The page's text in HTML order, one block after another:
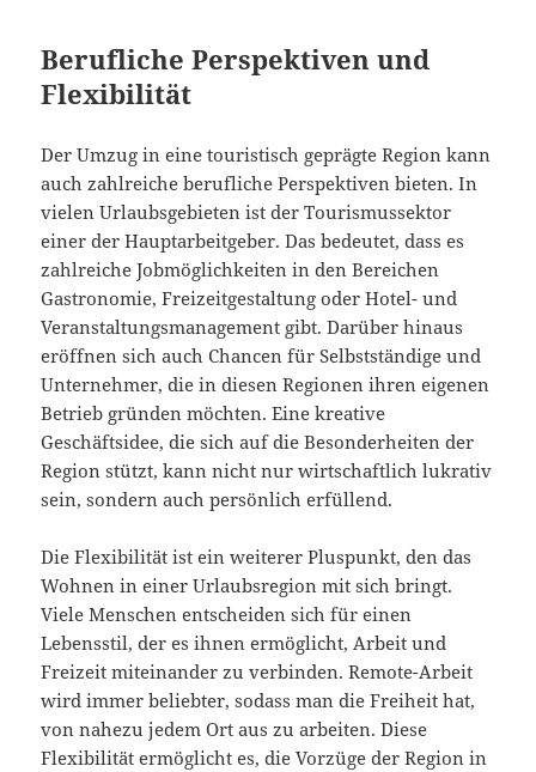
Berufliche Perspektiven und
Flexibilität
Der Umzug in eine touristisch geprägte Region kann
auch zahlreiche berufliche Perspektiven bieten. In
vielen Urlaubsgebieten ist der Tourismussektor
einer der Hauptarbeitgeber. Das bedeutet, dass es
zahlreiche Jobmöglichkeiten in den Bereichen
Gastronomie, Freizeitgestaltung oder Hotel- und
Veranstaltungsmanagement gibt. Darüber hinaus
eröffnen sich auch Chancen für Selbstständige und
Unternehmer, die in diesen Regionen ihren eigenen
Betrieb gründen möchten. Eine kreative
Geschäftsidee, die sich auf die Besonderheiten der
Region stützt, kann nicht nur wirtschaftlich lukrativ
sein, sondern auch persönlich erfüllend.
Die Flexibilität ist ein weiterer Pluspunkt, den das
Wohnen in einer Urlaubsregion mit sich bringt.
Viele Menschen entscheiden sich für einen
Lebensstil, der es ihnen ermöglicht, Arbeit und
Freizeit miteinander zu verbinden. Remote-Arbeit
wird immer beliebter, sodass man die Freiheit hat,
von nahezu jedem Ort aus zu arbeiten. Diese
Flexibilität ermöglicht es, die Vorzüge der Region in